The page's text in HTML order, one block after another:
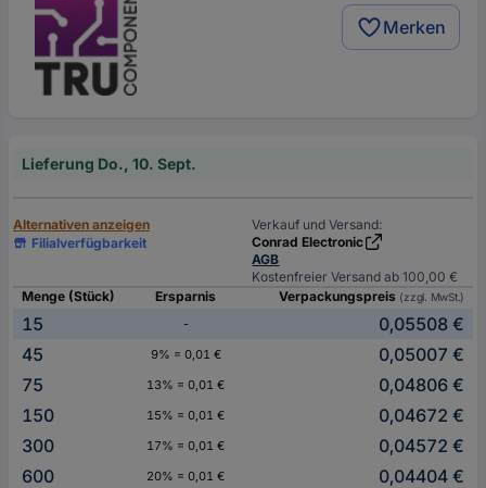
Merken
Lieferung Do., 10. Sept.
Alternativen anzeigen
Filialverfügbarkeit
Verkauf und Versand:
Conrad Electronic
AGB
Kostenfreier Versand ab 100,00 €
Menge (Stück)
Ersparnis Verpackungspreis (zzgl. MwSt.)
15 -
0,05508 €
45
9% = 0,01 €
0,05007 €
75
13% = 0,01 €
0,04806 €
150
15% = 0,01 €
0,04672 €
300
17% = 0,01 €
0,04572 €
600
20% = 0,01 €
0,04404 €